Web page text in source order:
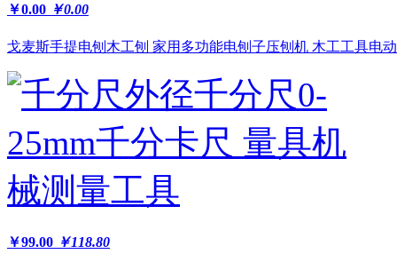
￥0.00 ￥0.00
戈麦斯手提电刨木工刨 家用多功能电刨子压刨机 木工工具电
￥99.00 ￥118.80